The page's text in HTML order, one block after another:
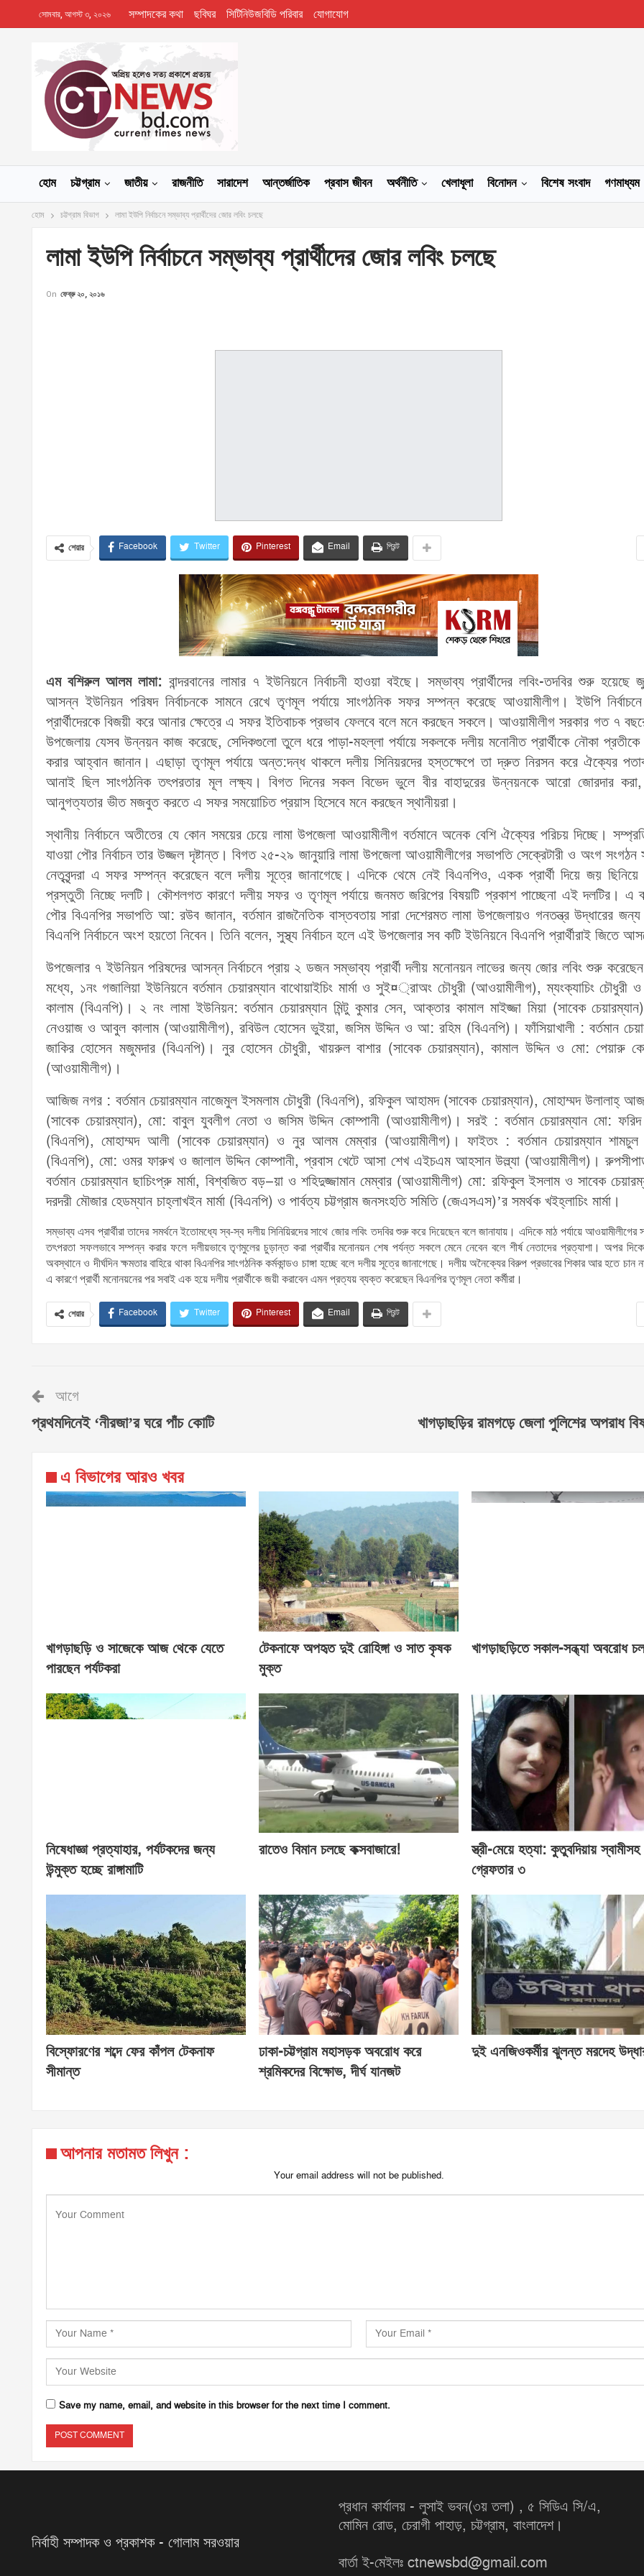
সোমবার, আগস্ট ৩, ২০২৬ সম্পাদকের কথা ছবিঘর সিটিনিউজবিডি পরিবার যোগাযোগ
হোম চট্টগ্রাম জাতীয় রাজনীতি সারাদেশ আন্তর্জাতিক প্রবাস জীবন অর্থনীতি খেলাধূলা বিনোদন বিশেষ সংবাদ গণমাধ্যম
হোম চট্টগ্রাম বিভাগ লামা ইউপি নির্বাচনে সম্ভাব্য প্রার্থীদের জোর লবিং চলছে
লামা ইউপি নির্বাচনে সম্ভাব্য প্রার্থীদের জোর লবিং চলছে
On ফেব্রু ২০, ২০১৬
শেয়ার Facebook Twitter Pinterest Email প্রিন্ট
এম বশিরুল আলম লামা: বান্দরবানের লামার ৭ ইউনিয়নে নির্বাচনী হাওয়া বইছে। সম্ভাব্য প্রার্থীদের লবিং-তদবির শুরু হয়েছে
আসন্ন ইউনিয়ন পরিষদ নির্বাচনকে সামনে রেখে তৃণমূল পর্যায়ে সাংগঠনিক সফর সম্পন্ন করেছে আওয়ামীলীগ। ইউপি
প্রার্থীদেরকে বিজয়ী করে আনার ক্ষেত্রে এ সফর ইতিবাচক প্রভাব ফেলবে বলে মনে করছেন সকলে। আওয়ামীলীগ সরকার গত ৭
উপজেলায় যেসব উন্নয়ন কাজ করেছে, সেদিকগুলো তুলে ধরে পাড়া-মহল্লা পর্যায়ে সকলকে দলীয় মনোনীত প্রার্থীকে নৌকা প্রতীকে
করার আহ্বান জানান। এছাড়া তৃণমূল পর্যায়ে অন্ত:দন্ধ থাকলে দলীয় সিনিয়রদের হস্তক্ষেপে তা দ্রুত নিরসন করে ঐক্যের
আনাই ছিল সাংগঠনিক তৎপরতার মূল লক্ষ্য। বিগত দিনের সকল বিভেদ ভুলে বীর বাহাদুরের উন্নয়নকে আরো জোরদার
আনুগত্যতার ভীত মজবুত করতে এ সফর সময়োচিত প্রয়াস হিসেবে মনে করছেন স্থানীয়রা।
স্থানীয় নির্বাচনে অতীতের যে কোন সময়ের চেয়ে লামা উপজেলা আওয়ামীলীগ বর্তমানে অনেক বেশি ঐক্যের পরিচয় দিচ্ছে।
যাওয়া পৌর নির্বাচন তার উজ্জল দৃষ্টান্ত। বিগত ২৫-২৯ জানুয়ারি লামা উপজেলা আওয়ামীলীগের সভাপতি সেক্রেটারী ও অংগ সংগঠন
নেতৃবৃন্দরা এ সফর সম্পন্ন করেছেন বলে দলীয় সূত্রে জানাগেছে। এদিকে থেমে নেই বিএনপিও, একক প্রার্থী দিয়ে জয়
প্রস্তুতী নিচ্ছে দলটি। কৌশলগত কারণে দলীয় সফর ও তৃণমূল পর্যায়ে জনমত জরিপের বিষয়টি প্রকাশ পাচ্ছেনা এই দলটির। এ
পৌর বিএনপির সভাপতি আ: রউব জানান, বর্তমান রাজনৈতিক বাস্তবতায় সারা দেশেরমত লামা উপজেলায়ও গনতন্ত্র উদ্ধারের
বিএনপি নির্বাচনে অংশ হয়তো নিবেন। তিনি বলেন, সুস্থ্য নির্বাচন হলে এই উপজেলার সব কটি ইউনিয়নে বিএনপি প্রার্থীরাই জিতে
উপজেলার ৭ ইউনিয়ন পরিষদের আসন্ন নির্বাচনে প্রায় ২ ডজন সম্ভাব্য প্রার্থী দলীয় মনোনয়ন লাভের জন্য জোর লবিং শুরু
মধ্যে, ১নং গজালিয়া ইউনিয়নে বর্তমান চেয়ারম্যান বাথোয়াইচিং মার্মা ও সুই¤্রাঅং চৌধুরী (আওয়ামীলীগ), ম্যংক্যাচিং
কালাম (বিএনপি)। ২ নং লামা ইউনিয়ন: বর্তমান চেয়ারম্যান মিন্টু কুমার সেন, আক্তার কামাল মাইজ্জা মিয়া (সাবেক
নেওয়াজ ও আবুল কালাম (আওয়ামীলীগ), রবিউল হোসেন ভুইয়া, জসিম উদ্দিন ও আ: রহিম (বিএনপি)। ফাঁসিয়াখালী : বর্তমান
জাকির হোসেন মজুমদার (বিএনপি)। নুর হোসেন চৌধুরী, খায়রুল বাশার (সাবেক চেয়ারম্যান), কামাল উদ্দিন ও মো: পেয়ারু
(আওয়ামীলীগ)।
আজিজ নগর : বর্তমান চেয়ারম্যান নাজেমুল ইসমলাম চৌধুরী (বিএনপি), রফিকুল আহামদ (সাবেক চেয়ারম্যান), মোহাম্মদ উলালাহ্
(সাবেক চেয়ারম্যান), মো: বাবুল যুবলীগ নেতা ও জসিম উদ্দিন কোম্পানী (আওয়ামীলীগ)। সরই : বর্তমান চেয়ারম্যান মো: ফরিদ
(বিএনপি), মোহাম্মদ আলী (সাবেক চেয়ারম্যান) ও নুর আলম মেম্বার (আওয়ামীলীগ)। ফাইতং : বর্তমান চেয়ারম্যান
(বিএনপি), মো: ওমর ফারুখ ও জালাল উদ্দিন কোম্পানী, প্রবাস খেটে আসা শেখ এইচএম আহসান উল্ল্যা (আওয়ামীলীগ)।
বর্তমান চেয়ারম্যান ছাচিংপ্রু মার্মা, বিশ্বজিত বড়–য়া ও শহিদুজ্জামান মেম্বার (আওয়ামীলীগ) মো: রফিকুল ইসলাম ও সাবেক
দরদরী মৌজার হেডম্যান চাহ্লাখইন মার্মা (বিএনপি) ও পার্বত্য চট্টগ্রাম জনসংহতি সমিতি (জেএসএস)’র সমর্থক খইহ্লাচিং মার্মা।
সম্ভাব্য এসব প্রার্থীরা তাদের সমর্থনে ইতোমধ্যে স্ব-স্ব দলীয় সিনিয়িরদের সাথে জোর লবিং তদবির শুরু করে দিয়েছেন বলে জানাযায়। এদিকে মাঠ পর্যায়ে আওয়ামীলীগের
তৎপরতা সফলভাবে সম্পন্ন করার ফলে দলীয়ভাবে তৃণমুলের চুড়ান্ত করা প্রার্থীর মনোনয়ন শেষ পর্যন্ত সকলে মেনে নেবেন বলে শীর্ষ নেতাদের প্রত্যাশা। অপর দিকে
অবস্থানে ও দীর্ঘদিন ক্ষমতার বাহিরে থাকা বিএনপির সাংগঠনিক কর্মকান্ডও চাঙ্গা হচ্ছে বলে দলীয় সূত্রে জানাগেছে। দলীয় অনৈক্যের বিরুপ প্রভাবের শিকার আর হতে চান
এ কারণে প্রার্থী মনোনয়নের পর সবাই এক হয়ে দলীয় প্রার্থীকে জয়ী করাবেন এমন প্রত্যয় ব্যক্ত করেছেন বিএনপির তৃণমূল নেতা কর্মীরা।
শেয়ার Facebook Twitter Pinterest Email প্রিন্ট
আগে
প্রথমদিনেই ‘নীরজা’র ঘরে পাঁচ কোটি খাগড়াছড়ির রামগড়ে জেলা পুলিশের অপরাধ
এ বিভাগের আরও খবর
খাগড়াছড়ি ও সাজেকে আজ থেকে যেতে
পারছেন পর্যটকরা
টেকনাফে অপহৃত দুই রোহিঙ্গা ও সাত কৃষক
মুক্ত
খাগড়াছড়িতে সকাল-সন্ধ্যা অবরোধ
নিষেধাজ্ঞা প্রত্যাহার, পর্যটকদের জন্য
উন্মুক্ত হচ্ছে রাঙ্গামাটি
রাতেও বিমান চলছে কক্সবাজারে!
স্ত্রী-মেয়ে হত্যা: কুতুবদিয়ায় স্বামীসহ
গ্রেফতার ৩
বিস্ফোরণের শব্দে ফের কাঁপল টেকনাফ
সীমান্ত
ঢাকা-চট্টগ্রাম মহাসড়ক অবরোধ করে
শ্রমিকদের বিক্ষোভ, দীর্ঘ যানজট
দুই এনজিওকর্মীর ঝুলন্ত মরদেহ
আপনার মতামত লিখুন :
Your email address will not be published.
Save my name, email, and website in this browser for the next time I comment.
নির্বাহী সম্পাদক ও প্রকাশক - গোলাম সরওয়ার
প্রধান কার্যালয় - লুসাই ভবন(৩য় তলা) , ৫ সিডিএ সি/এ,
মোমিন রোড, চেরাগী পাহাড়, চট্টগ্রাম, বাংলাদেশ।
বার্তা ই-মেইলঃ ctnewsbd@gmail.com